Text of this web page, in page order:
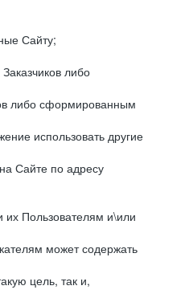
Сайту;
либо
либо сформированным
использовать другие
Сайте по адресу
их Пользователям и\или
может содержать
цель, так и,